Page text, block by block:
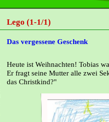
Lego (1-1/1)
Das vergessene Geschenk
Heute ist Weihnachten! Tobias
Er fragt seine Mutter alle zwei
das Christkind?"